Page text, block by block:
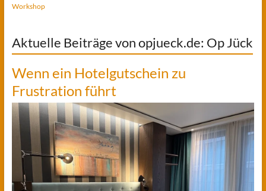
Workshop
Aktuelle Beiträge von opjueck.de: Op Jück
Wenn ein Hotelgutschein zu
Frustration führt